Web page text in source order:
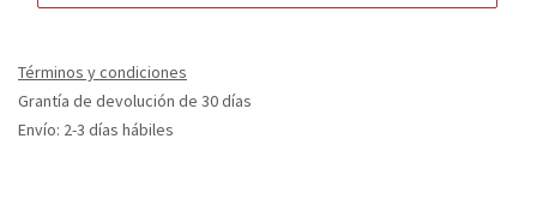
Términos y condiciones
Grantía de devolución de 30 días
Envío: 2-3 días hábiles